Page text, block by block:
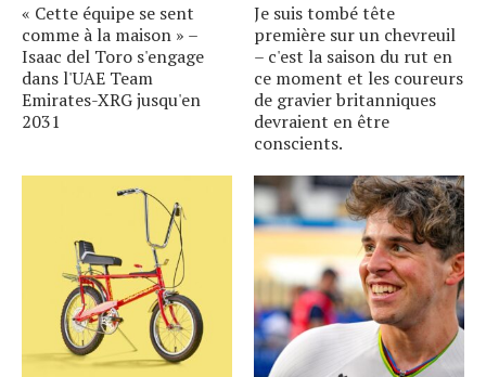
« Cette équipe se sent
comme à la maison » –
Isaac del Toro s'engage
dans l'UAE Team
Emirates-XRG jusqu'en
2031
Je suis tombé tête
première sur un chevreuil
– c'est la saison du rut en
ce moment et les coureurs
de gravier britanniques
devraient en être
conscients.